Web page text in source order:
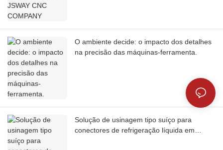
O ambiente decide: o impacto dos detalhes
na precisão das máquinas-ferramenta.
Solução de usinagem tipo suíço para
conectores de refrigeração líquida em